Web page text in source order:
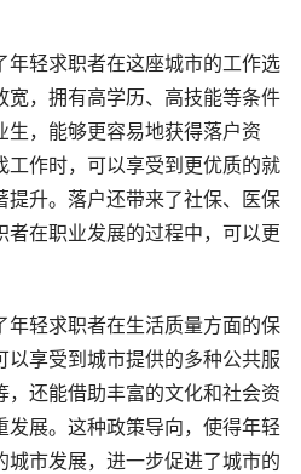
年轻求职者在这座城市的工作选
宽，拥有高学历、高技能等条件
生，能够更容易地获得落户资
工作时，可以享受到更优质的就
提升。落户还带来了社保、医保
在职业发展的过程中，可以更
年轻求职者在生活质量方面的保
以享受到城市提供的多种公共服
，还能借助丰富的文化和社会资
展。这种政策导向，使得年轻
城市发展，进一步促进了城市的